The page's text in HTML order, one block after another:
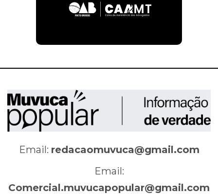
Email: redacaomuvuca@gmail.com
Email:
Comercial.muvucapopular@gmail.com